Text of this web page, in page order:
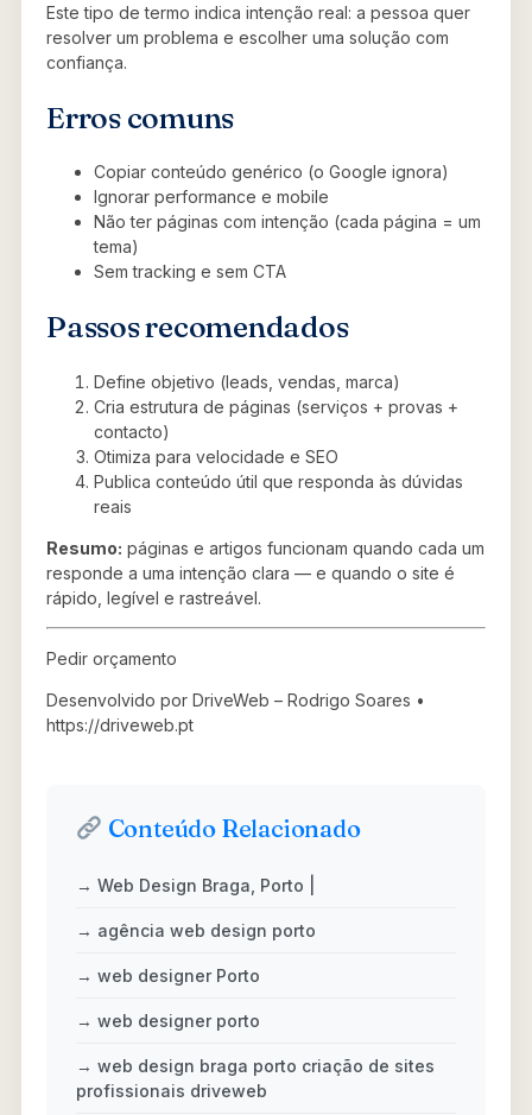
Este tipo de termo indica intenção real: a pessoa quer
resolver um problema e escolher uma solução com
confiança.
Erros comuns
Copiar conteúdo genérico (o Google ignora)
Ignorar performance e mobile
Não ter páginas com intenção (cada página = um
tema)
Sem tracking e sem CTA
Passos recomendados
Define objetivo (leads, vendas, marca)
Cria estrutura de páginas (serviços + provas +
contacto)
Otimiza para velocidade e SEO
Publica conteúdo útil que responda às dúvidas
reais
Resumo: páginas e artigos funcionam quando cada um
responde a uma intenção clara — e quando o site é
rápido, legível e rastreável.
Pedir orçamento
Desenvolvido por DriveWeb – Rodrigo Soares •
https://driveweb.pt
Conteúdo Relacionado
→ Web Design Braga, Porto |
→ agência web design porto
→ web designer Porto
→ web designer porto
→ web design braga porto criação de sites
profissionais driveweb